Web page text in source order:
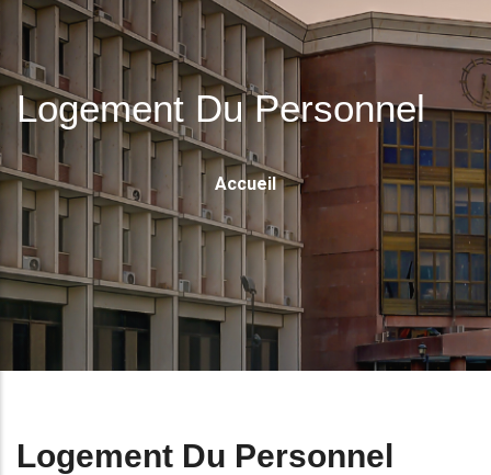
Logement Du Personnel
Fil
D'Ariane
Accueil
Logement Du Personnel